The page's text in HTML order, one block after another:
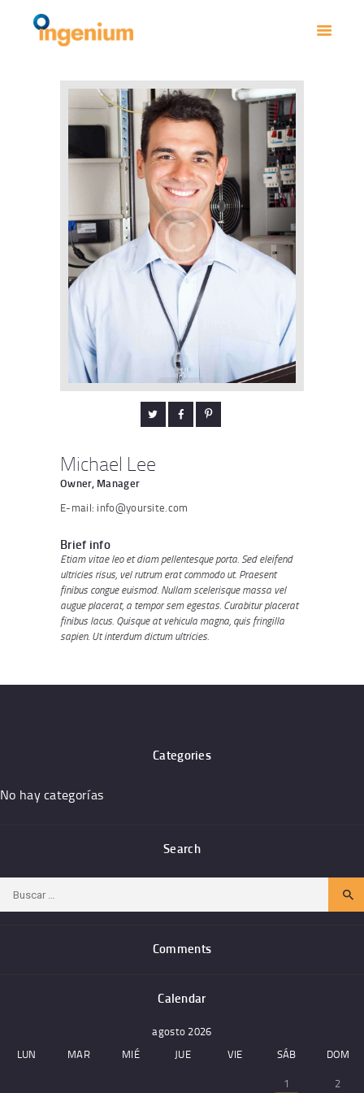
NOSOTROS
CONTACTO
Michael Lee
Owner, Manager
E-mail: info@yoursite.com
Brief info
Etiam vitae leo et diam pellentesque porta. Sed eleifend
ultricies risus, vel rutrum erat commodo ut. Praesent
finibus congue euismod. Nullam scelerisque massa vel
augue placerat, a tempor sem egestas. Curabitur placerat
finibus lacus. Quisque at vehicula magna, quis fringilla
sapien. Ut interdum dictum ultricies.
Categories
No hay categorías
Search
Comments
Calendar
agosto 2026
LUN
MAR MIÉ JUE VIE SÁB
DOM
1
2